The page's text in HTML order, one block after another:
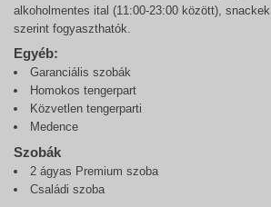
alkoholmentes ital (11:00-23:00 között),
szerint fogyaszthatók.
Egyéb:
Garanciális szobák
Homokos tengerpart
Közvetlen tengerparti
Medence
Szobák
2 ágyas Premium szoba
Családi szoba